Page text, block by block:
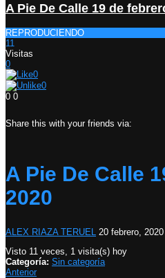
A Pie De Calle 19 de
REPRODUCIENDO
11
Visitas
0
0
0
0 0
Share this with your friends via:
A Pie De Calle
2020
ALEX RIAZA TERUEL
20 febrero, 2020
Visto 11 veces, 1 visita(s) hoy
Categoría: Sin categoría
Anterior